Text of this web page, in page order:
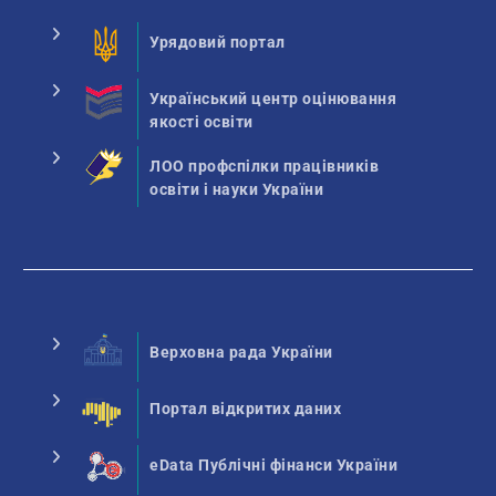
Урядовий портал
Український центр оцінювання
якості освіти
ЛОО профспілки працівників
освіти і науки України
Верховна рада України
Портал відкритих даних
eData Публічні фінанси України